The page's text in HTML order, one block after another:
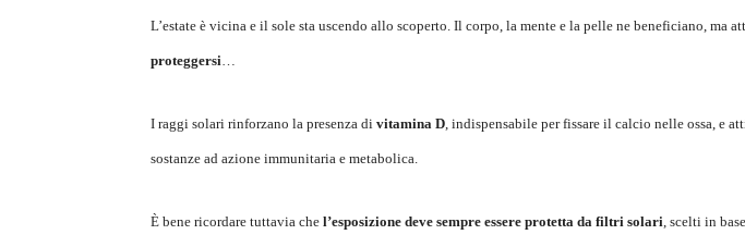
L’estate è vicina e il sole sta uscendo allo scoperto. Il corpo, la mente e la pelle ne beneficiano, ma
proteggersi…
I raggi solari rinforzano la presenza di vitamina D, indispensabile per fissare il calcio nelle ossa, e
sostanze ad azione immunitaria e metabolica.
È bene ricordare tuttavia che l’esposizione deve sempre essere protetta da filtri solari, scelti in